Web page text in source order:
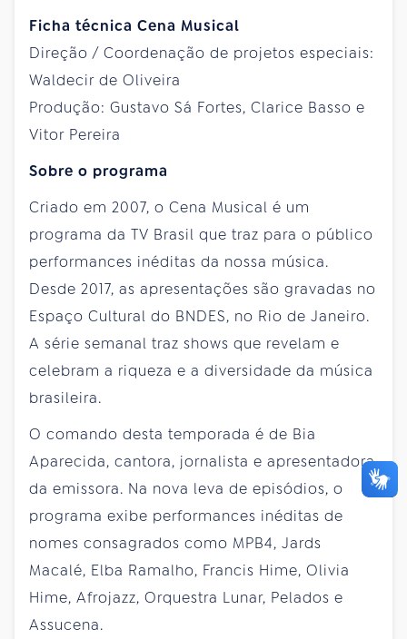
Ficha técnica Cena Musical
Direção / Coordenação de projetos especiais:
Waldecir de Oliveira
Produção: Gustavo Sá Fortes, Clarice Basso e
Vitor Pereira
Sobre o programa
Criado em 2007, o Cena Musical é um
programa da TV Brasil que traz para o público
performances inéditas da nossa música.
Desde 2017, as apresentações são gravadas no
Espaço Cultural do BNDES, no Rio de Janeiro.
A série semanal traz shows que revelam e
celebram a riqueza e a diversidade da música
brasileira.
O comando desta temporada é de Bia
Aparecida, cantora, jornalista e apresentadora
da emissora. Na nova leva de episódios, o
programa exibe performances inéditas de
nomes consagrados como MPB4, Jards
Macalé, Elba Ramalho, Francis Hime, Olivia
Hime, Afrojazz, Orquestra Lunar, Pelados e
Assucena.